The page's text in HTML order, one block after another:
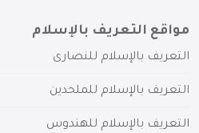
مواقع التعريف بالإسلام
التعريف بالإسلام للنصارى
التعريف بالإسلام للملحدين
التعريف بالإسلام للهندوس